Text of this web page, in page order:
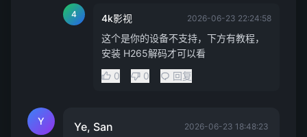
4 4k影视 2026-06-23 22:24:58
这个是你的设备不支持，下方有教程，
安装 H265解码才可以看
0
0 回复
Y Ye, San 2026-06-23 18:48:23